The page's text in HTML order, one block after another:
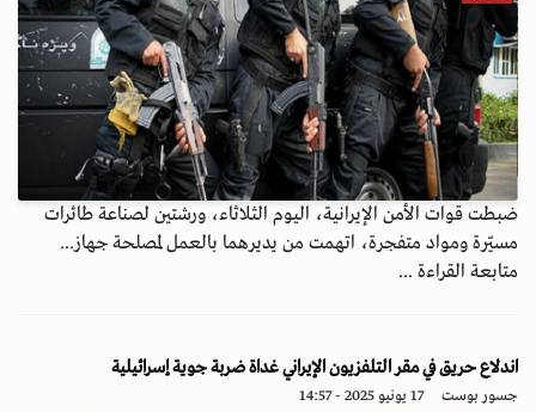
ضبطت قوات الأمن الإيرانية، اليوم الثلاثاء، ورشتين لصناعة طائرات
مسيّرة ومواد متفجرة، اتهمت من يديرهما بالعمل لمصلحة جهاز...
متابعة القراءة ...
اندلاع حريق في مقر التلفزيون الإيراني غداة ضربة جوية إسرائيلية
جسور بوست 17 يونيو 2025 - 14:57